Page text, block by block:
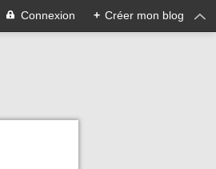
Connexion + Créer mon blog